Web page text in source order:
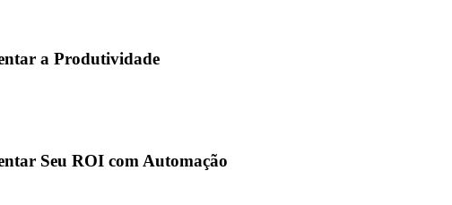
a Produtividade
Seu ROI com Automação